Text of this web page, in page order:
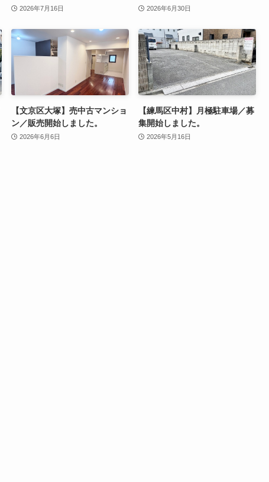
2026年7月16日 2026年6月30日
【文京区大塚】売中古マンショ
ン／販売開始しました。
2026年6月6日
【練馬区中村】月極駐車場／募
集開始しました。
2026年5月16日